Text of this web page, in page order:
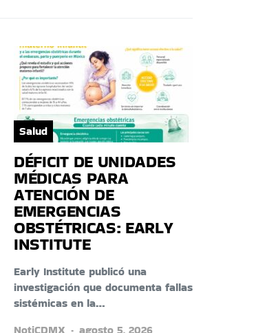
Salud
DÉFICIT DE UNIDADES
MÉDICAS PARA
ATENCIÓN DE
EMERGENCIAS
OBSTÉTRICAS: EARLY
INSTITUTE
Early Institute publicó una
investigación que documenta fallas
sistémicas en la…